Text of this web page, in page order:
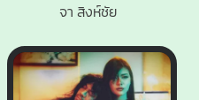
จา สิงห์ชัย